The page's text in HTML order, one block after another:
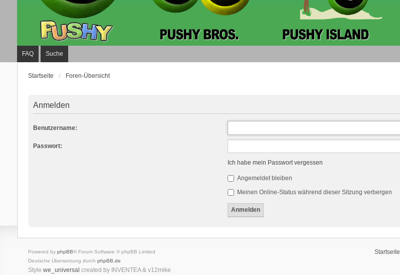
FAQ Suche
Startseite Foren-Übersicht
Anmelden
Benutzername:
Passwort:
Ich habe mein Passwort vergessen
Angemeldet bleiben
Meinen Online-Status während dieser Sitzung verbergen
Startseite
Powered by phpBB® Forum Software © phpBB Limited
Deutsche Übersetzung durch phpBB.de
Style we_universal created by INVENTEA & v12mike